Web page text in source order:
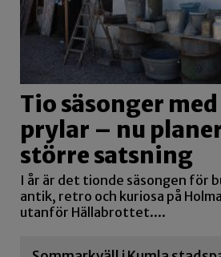
Tio säsonger
prylar – nu
större satsning
I år är det tionde säsongen för
antik, retro och kuriosa på
utanför Hällabrottet....